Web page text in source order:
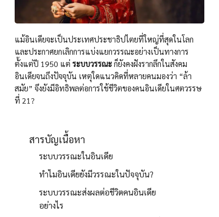
แม้อินเดียจะเป็นประเทศประชาธิปไตยที่ใหญ่ที่สุดในโลก
และประกาศยกเลิกการแบ่งแยกวรรณะอย่างเป็นทางการ
ตั้งแต่ปี 1950 แต่ ระบบวรรณะก็ยังคงฝังรากลึกในสังคม
อินเดียจนถึงปัจจุบัน เหตุใดแนวคิดที่หลายคนมองว่า “ล้า
สมัย” จึงยังมีอิทธิพลต่อการใช้ชีวิตของคนอินเดียในศตวรรษ
ที่ 21?
สารบัญเนื้อหา
ระบบวรรณะในอินเดีย
ทำไมอินเดียยังมีวรรณะในปัจจุบัน?
ระบบวรรณะส่งผลต่อชีวิตคนอินเดีย
อย่างไร